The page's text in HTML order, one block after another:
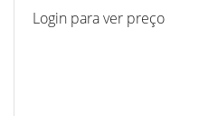
Login para ver preço